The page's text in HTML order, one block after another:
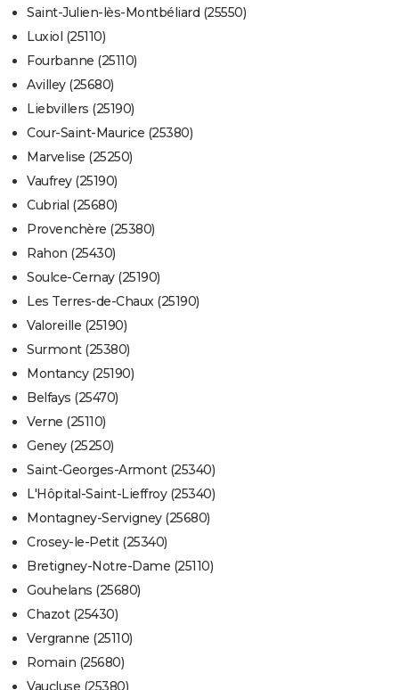
Saint-Julien-lès-Montbéliard (25550)
Luxiol (25110)
Fourbanne (25110)
Avilley (25680)
Liebvillers (25190)
Cour-Saint-Maurice (25380)
Marvelise (25250)
Vaufrey (25190)
Cubrial (25680)
Provenchère (25380)
Rahon (25430)
Soulce-Cernay (25190)
Les Terres-de-Chaux (25190)
Valoreille (25190)
Surmont (25380)
Montancy (25190)
Belfays (25470)
Verne (25110)
Geney (25250)
Saint-Georges-Armont (25340)
L'Hôpital-Saint-Lieffroy (25340)
Montagney-Servigney (25680)
Crosey-le-Petit (25340)
Bretigney-Notre-Dame (25110)
Gouhelans (25680)
Chazot (25430)
Vergranne (25110)
Romain (25680)
Vaucluse (25380)